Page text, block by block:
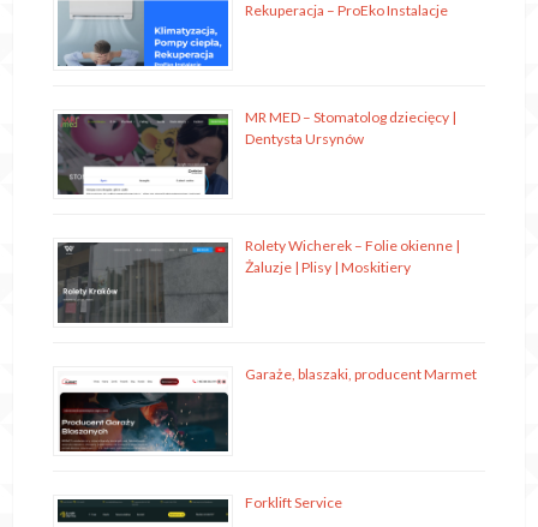
Rekuperacja – ProEko Instalacje
MR MED – Stomatolog dziecięcy |
Dentysta Ursynów
Rolety Wicherek – Folie okienne |
Żaluzje | Plisy | Moskitiery
Garaże, blaszaki, producent Marmet
Forklift Service